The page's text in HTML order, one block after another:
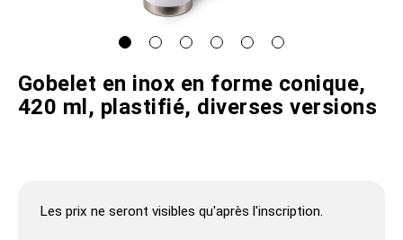
Gobelet en inox en forme conique,
420 ml, plastifié, diverses versions
Les prix ne seront visibles qu'après l'inscription.